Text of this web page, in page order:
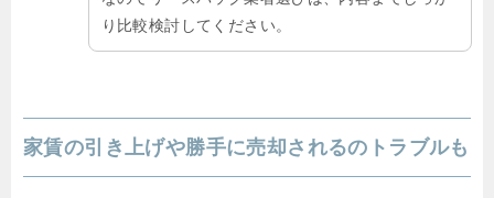
り比較検討してください。
家賃の引き上げや勝手に売却されるのトラブルも